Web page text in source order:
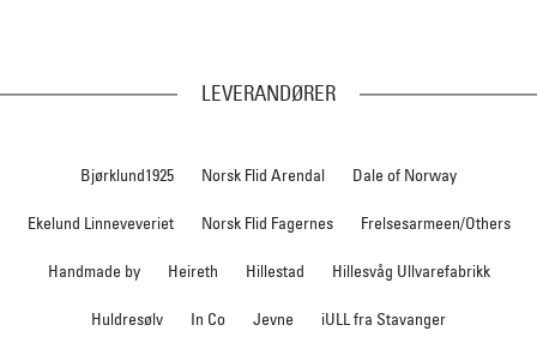
LEVERANDØRER
Bjørklund1925 Norsk Flid Arendal Dale of Norway
Ekelund Linneveveriet Norsk Flid Fagernes Frelsesarmeen/Others
Handmade by Heireth Hillestad Hillesvåg Ullvarefabrikk
Huldresølv In Co Jevne iULL fra Stavanger